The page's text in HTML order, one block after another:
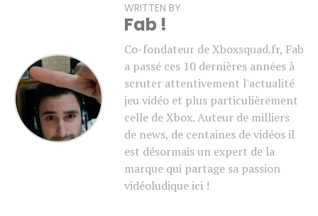
WRITTEN BY
Fab !
Co-fondateur de Xboxsquad.fr, Fab
a passé ces 10 dernières années à
scruter attentivement l'actualité
jeu vidéo et plus particulièrement
celle de Xbox. Auteur de milliers
de news, de centaines de vidéos il
est désormais un expert de la
marque qui partage sa passion
vidéoludique ici !